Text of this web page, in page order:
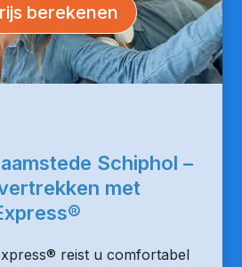
berekenen
Schiphol –
met
reist u comfortabel